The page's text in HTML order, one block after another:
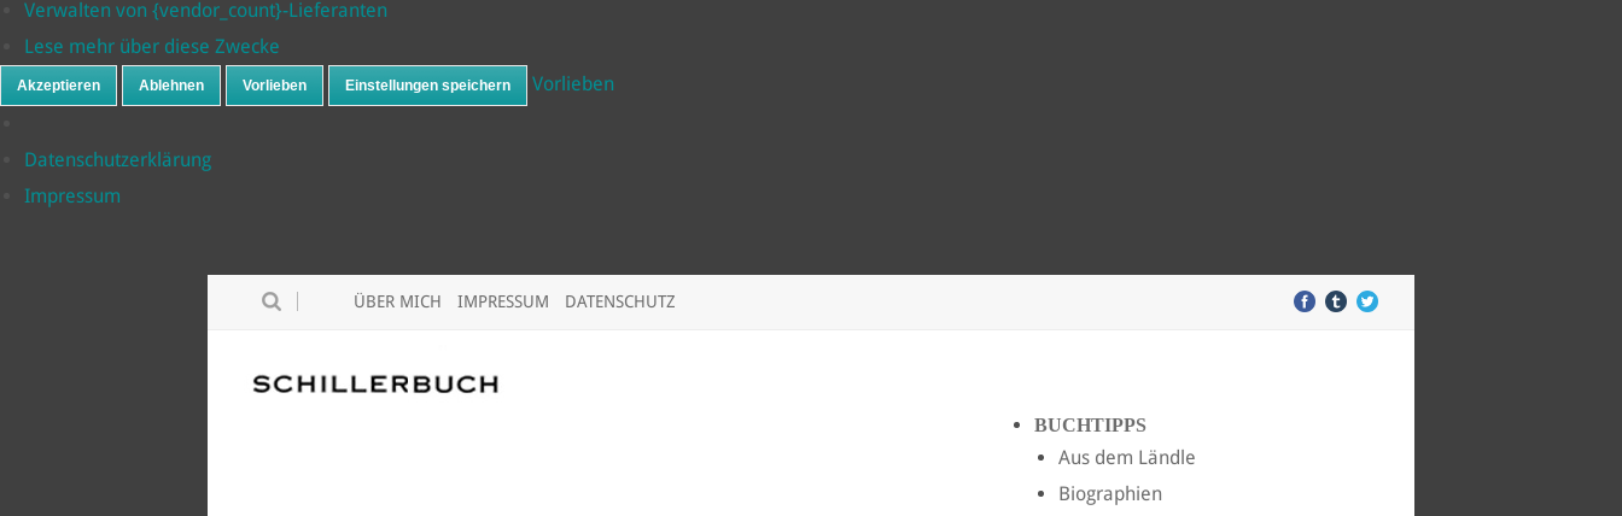
Verwalten von {vendor_count}-Lieferanten
Lese mehr über diese Zwecke
Akzeptieren Ablehnen Vorlieben Einstellungen speichern Vorlieben
Datenschutzerklärung
Impressum
ÜBER MICH IMPRESSUM DATENSCHUTZ
BUCHTIPPS
Aus dem Ländle
Biographien